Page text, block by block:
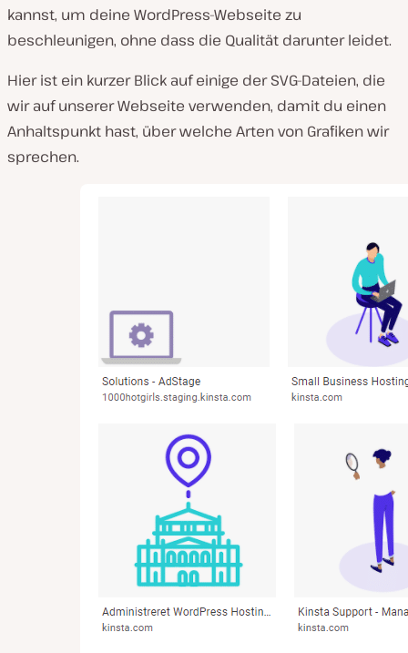
kannst, um deine WordPress-Webseite zu
beschleunigen, ohne dass die Qualität darunter leidet.
Hier ist ein kurzer Blick auf einige der SVG-Dateien, die
wir auf unserer Webseite verwenden, damit du einen
Anhaltspunkt hast, über welche Arten von Grafiken wir
sprechen.